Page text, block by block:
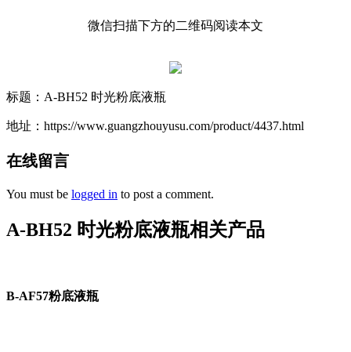
微信扫描下方的二维码阅读本文
标题：A-BH52 时光粉底液瓶
地址：https://www.guangzhouyusu.com/product/4437.html
在线留言
You must be logged in to post a comment.
A-BH52 时光粉底液瓶相关产品
B-AF57粉底液瓶